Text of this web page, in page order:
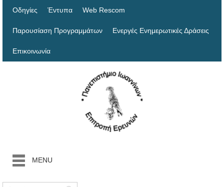
Οδηγίες Έντυπα Web Rescom
Παρουσίαση Προγραμμάτων Ενεργές Ενημερωτικές Δράσεις
Επικοινωνία
MENU